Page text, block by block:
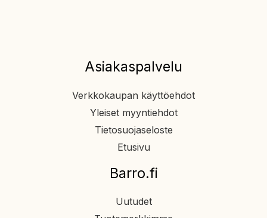
Asiakaspalvelu
Verkkokaupan käyttöehdot
Yleiset myyntiehdot
Tietosuojaseloste
Etusivu
Barro.fi
Uutudet